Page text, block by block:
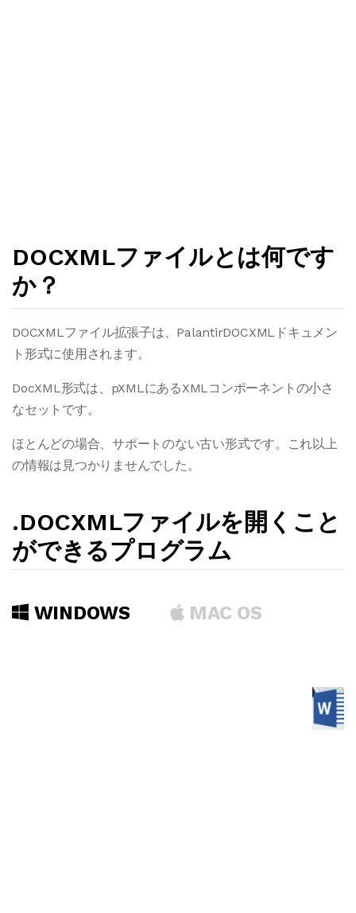
DOCXMLファイルとは何です
か？
DOCXMLファイル拡張子は、PalantirDOCXMLドキュメン
ト形式に使用されます。
DocXML形式は、pXMLにあるXMLコンポーネントの小さ
なセットです。
ほとんどの場合、サポートのない古い形式です。これ以上
の情報は見つかりませんでした。
.DOCXMLファイルを開くこと
ができるプログラム
WINDOWS MAC OS